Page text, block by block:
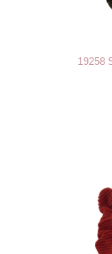
19258